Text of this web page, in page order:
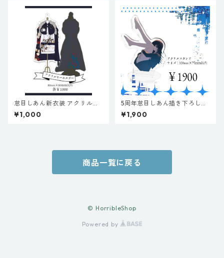
怠目しあん新衣装 アクリルキ
ーホルダー
¥1,000
5周年怠目しあん描き下ろしア
クリルスタンド（カラー）
¥1,900
商品一覧に戻る
© HorribleShop
Powered by